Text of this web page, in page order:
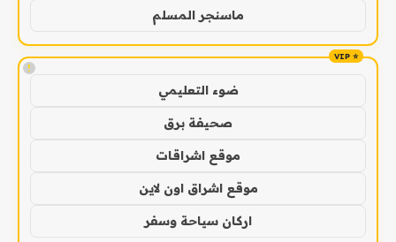
ماسنجر المسلم
!
ضوء التعليمي
صحيفة برق
موقع اشراقات
موقع اشراق اون لاين
اركان سياحة وسفر